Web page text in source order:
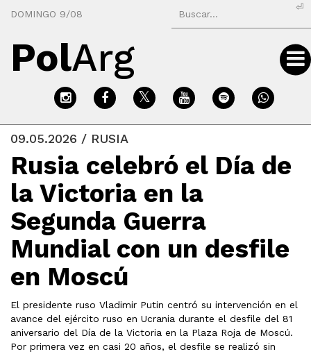
DOMINGO 9/08
⏎
PolArg
09.05.2026 / RUSIA
Rusia celebró el Día de
la Victoria en la
Segunda Guerra
Mundial con un desfile
en Moscú
El presidente ruso Vladimir Putin centró su intervención en el
avance del ejército ruso en Ucrania durante el desfile del 81
aniversario del Día de la Victoria en la Plaza Roja de Moscú.
Por primera vez en casi 20 años, el desfile se realizó sin